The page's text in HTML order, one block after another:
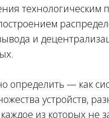
технологическим
и
определить — как
устройств,
из которых не